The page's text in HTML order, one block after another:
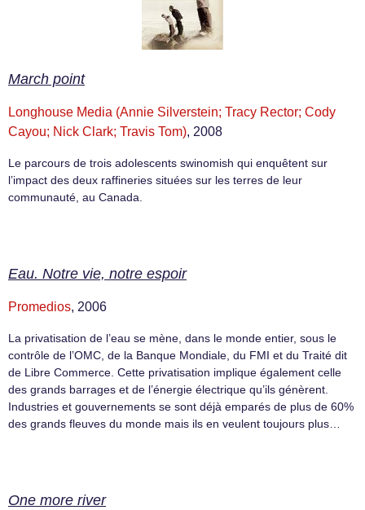
March point
Longhouse Media (Annie Silverstein; Tracy Rector; Cody
Cayou; Nick Clark; Travis Tom), 2008
Le parcours de trois adolescents swinomish qui enquêtent sur
l’impact des deux raffineries situées sur les terres de leur
communauté, au Canada.
Eau. Notre vie, notre espoir
Promedios, 2006
La privatisation de l’eau se mène, dans le monde entier, sous le
contrôle de l’OMC, de la Banque Mondiale, du FMI et du Traité dit
de Libre Commerce. Cette privatisation implique également celle
des grands barrages et de l’énergie électrique qu’ils génèrent.
Industries et gouvernements se sont déjà emparés de plus de 60%
des grands fleuves du monde mais ils en veulent toujours plus…
One more river